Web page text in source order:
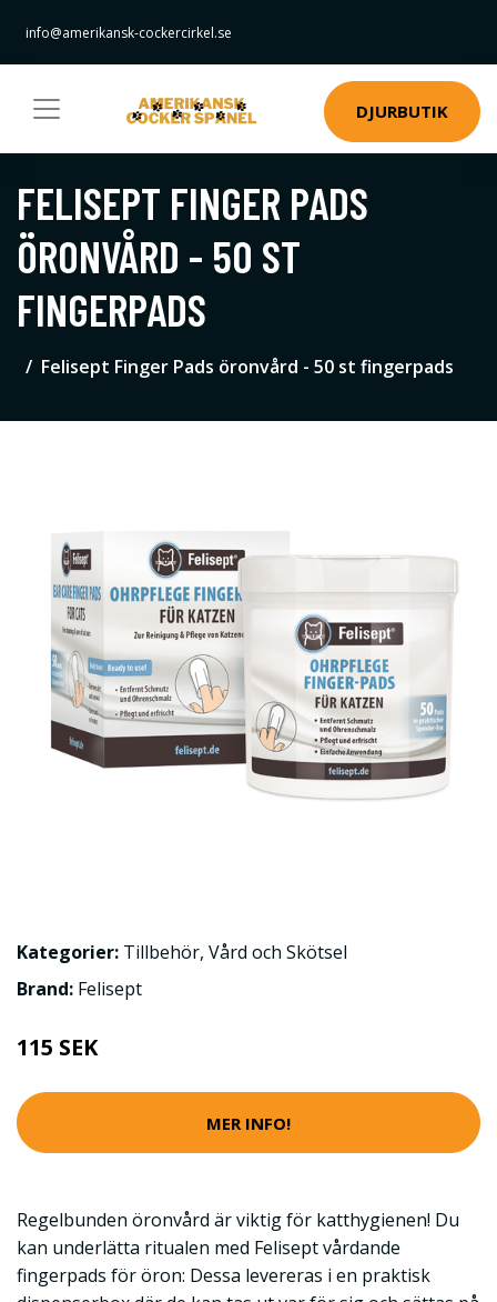
info@amerikansk-cockercirkel.se
DJURBUTIK
FELISEPT FINGER PADS
ÖRONVÅRD - 50 ST
FINGERPADS
Felisept Finger Pads öronvård - 50 st fingerpads
Kategorier: Tillbehör, Vård och Skötsel
Brand: Felisept
115 SEK
MER INFO!
Regelbunden öronvård är viktig för katthygienen! Du
kan underlätta ritualen med Felisept vårdande
fingerpads för öron: Dessa levereras i en praktisk